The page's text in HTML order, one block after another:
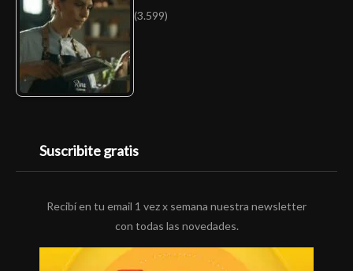
(3.599)
Suscribite gratis
Recibí en tu email 1 vez x semana nuestra newsletter
con todas las novedades.